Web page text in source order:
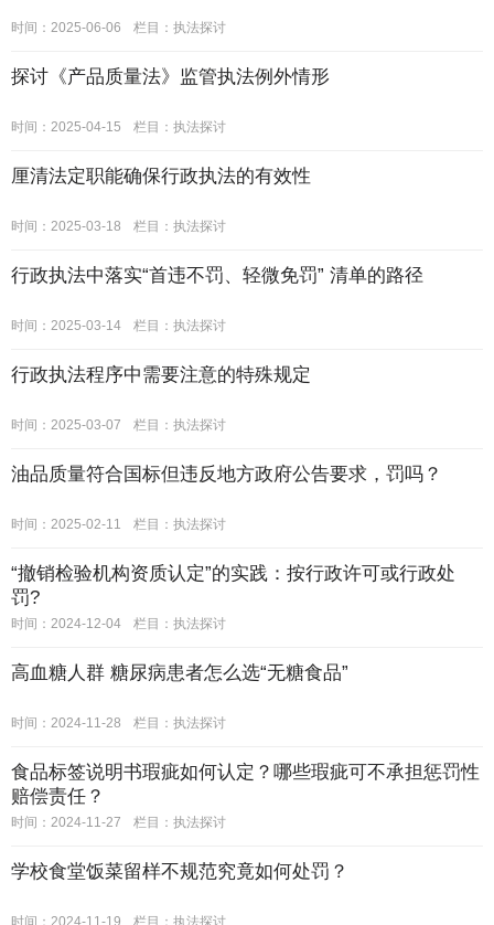
时间：2025-06-06 栏目： 执法探讨
探讨《产品质量法》监管执法例外情形
时间：2025-04-15 栏目： 执法探讨
厘清法定职能确保行政执法的有效性
时间：2025-03-18 栏目： 执法探讨
行政执法中落实“首违不罚、轻微免罚” 清单的路径
时间：2025-03-14 栏目： 执法探讨
行政执法程序中需要注意的特殊规定
时间：2025-03-07 栏目： 执法探讨
油品质量符合国标但违反地方政府公告要求，罚吗？
时间：2025-02-11 栏目： 执法探讨
“撤销检验机构资质认定”的实践：按行政许可或行政处
罚?
时间：2024-12-04 栏目： 执法探讨
高血糖人群 糖尿病患者怎么选“无糖食品”
时间：2024-11-28 栏目： 执法探讨
食品标签说明书瑕疵如何认定？哪些瑕疵可不承担惩罚性
赔偿责任？
时间：2024-11-27 栏目： 执法探讨
学校食堂饭菜留样不规范究竟如何处罚？
时间：2024-11-19 栏目： 执法探讨